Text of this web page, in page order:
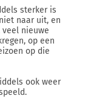
sterker is
naar uit, en
nieuwe
op een
op die
ook weer